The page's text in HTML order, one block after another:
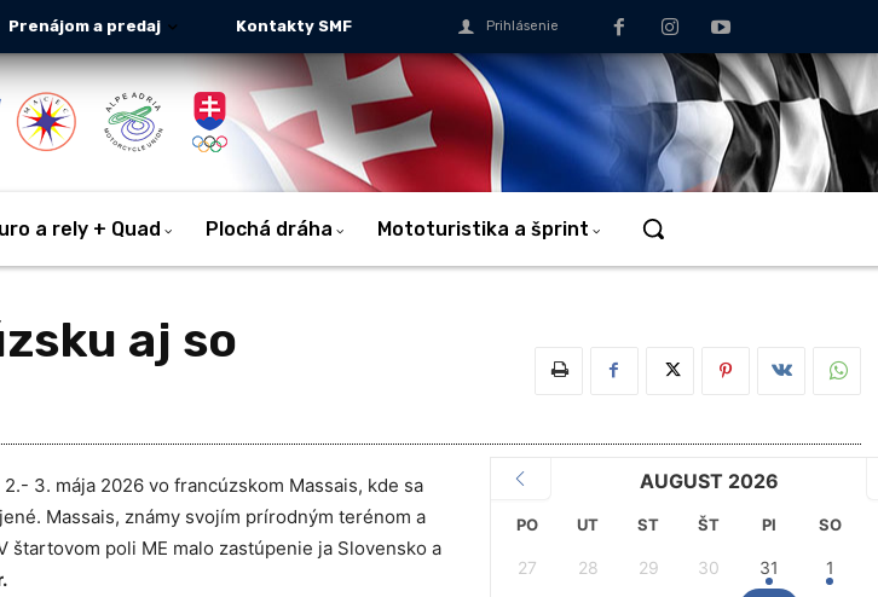
Prenájom a predaj Kontakty SMF Prihlásenie
a rely + Quad Plochá dráha Mototuristika a šprint
aj so
3. mája 2026 vo francúzskom Massais, kde sa
Massais, známy svojím prírodným terénom a
poli ME malo zastúpenie ja Slovensko a
AUGUST 2026
PO UT ST ŠT PI SO
27 28 29 30 31 1